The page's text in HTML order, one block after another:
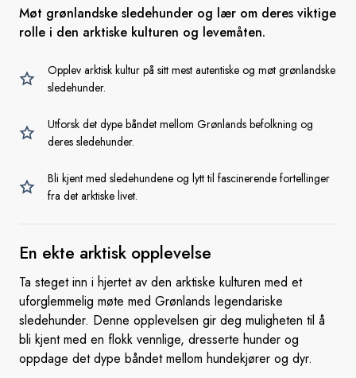
Møt grønlandske sledehunder og lær om deres viktige
rolle i den arktiske kulturen og levemåten.
Opplev arktisk kultur på sitt mest autentiske og møt grønlandske
sledehunder.
Utforsk det dype båndet mellom Grønlands befolkning og
deres sledehunder.
Bli kjent med sledehundene og lytt til fascinerende fortellinger
fra det arktiske livet.
En ekte arktisk opplevelse
Ta steget inn i hjertet av den arktiske kulturen med et
uforglemmelig møte med Grønlands legendariske
sledehunder. Denne opplevelsen gir deg muligheten til å
bli kjent med en flokk vennlige, dresserte hunder og
oppdage det dype båndet mellom hundekjører og dyr.